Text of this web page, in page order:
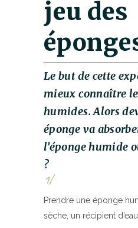
jeu des
Le but de cette
mieux connaître
humides. Alors
éponge va
l’éponge humide
?
1/
Prendre une éponge
sèche, un récipient